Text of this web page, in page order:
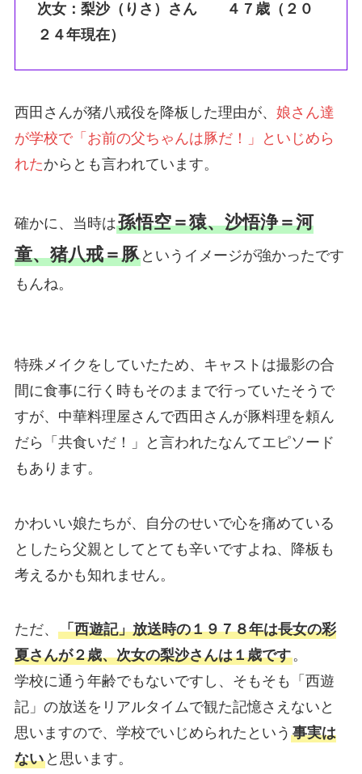
次女：梨沙（りさ）さん ４７歳（２０
２４年現在）
西田さんが猪八戒役を降板した理由が、 娘さん達
が学校で「お前の父ちゃんは豚だ！」といじめら
れたからとも言われています。
確かに、当時は孫悟空＝猿、沙悟浄＝河
童、猪八戒＝豚というイメージが強かったです
もんね。
特殊メイクをしていたため、キャストは撮影の合
間に食事に行く時もそのままで行っていたそうで
すが、中華料理屋さんで西田さんが豚料理を頼ん
だら「共食いだ！」と言われたなんてエピソード
もあります。
かわいい娘たちが、自分のせいで心を痛めている
としたら父親としてとても辛いですよね、降板も
考えるかも知れません。
ただ、 「西遊記」放送時の１９７８年は長女の彩
夏さんが２歳、次女の梨沙さんは１歳です。
学校に通う年齢でもないですし、そもそも「西遊
記」の放送をリアルタイムで観た記憶さえないと
思いますので、学校でいじめられたという 事実は
ないと思います。